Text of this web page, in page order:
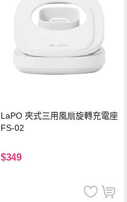
LaPO 夾式三用風扇旋轉充電座
FS-02
$349